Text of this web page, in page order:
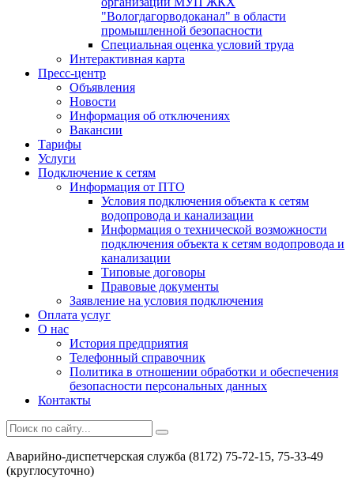
"Вологдагорводоканал" в области
промышленной безопасности
Специальная оценка условий труда
Интерактивная карта
Пресс-центр
Объявления
Новости
Информация об отключениях
Вакансии
Тарифы
Услуги
Подключение к сетям
Информация от ПТО
Условия подключения объекта к сетям
водопровода и канализации
Информация о технической возможности
подключения объекта к сетям водопровода и
канализации
Типовые договоры
Правовые документы
Заявление на условия подключения
Оплата услуг
О нас
История предприятия
Телефонный справочник
Политика в отношении обработки и обеспечения
безопасности персональных данных
Контакты
Аварийно-диспетчерская служба (8172) 75-72-15, 75-33-49
(круглосуточно)